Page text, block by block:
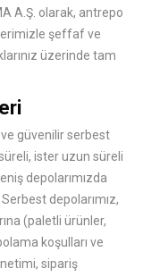
A.Ş. olarak, antrepo
şeffaf ve
üzerinde tam
güvenilir serbest
ister uzun süreli
depolarımızda
depolarımız,
(paletli ürünler,
koşulları ve
sipariş